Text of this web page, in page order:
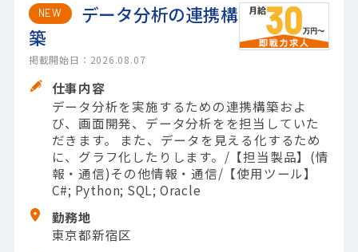
NEW
データ分析の連携構
築
掲載開始日：2026.08.07
仕事内容
データ分析を実施するための連携構築およ
び、画面開発、データ分析をを担当していた
だきます。 また、データを見える化するため
に、グラフ化したりします。/【担当製品】(情
報・通信)その他情報・通信/【使用ツール】
C#; Python; SQL; Oracle
勤務地
東京都新宿区